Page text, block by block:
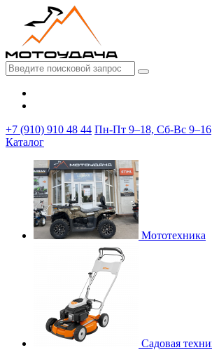
+7 (910) 910 48 44 Пн-Пт 9–18, Сб-Вс 9–16
Каталог
Мототехника
Садовая